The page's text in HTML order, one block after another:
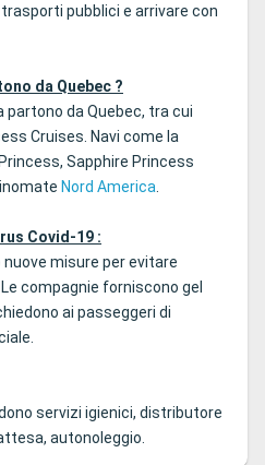
pubblici e arrivare con
da Quebec ?
partono da Quebec, tra cui
Cruises. Navi come la
Sapphire Princess
Nord America.
Covid-19 :
misure per evitare
compagnie forniscono gel
ai passeggeri di
servizi igienici, distributore
autonoleggio.